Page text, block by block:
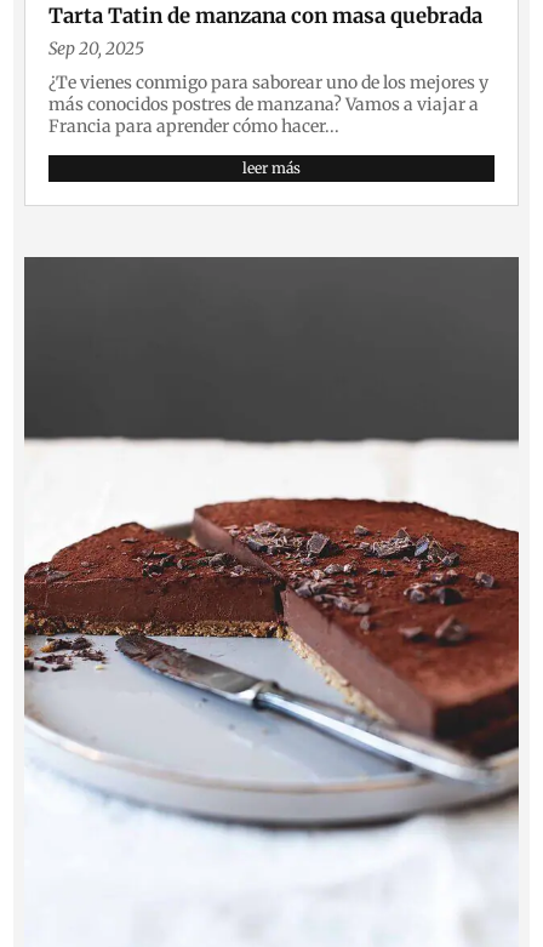
Tarta Tatin de manzana con masa quebrada
Sep 20, 2025
¿Te vienes conmigo para saborear uno de los mejores y
más conocidos postres de manzana? Vamos a viajar a
Francia para aprender cómo hacer...
leer más